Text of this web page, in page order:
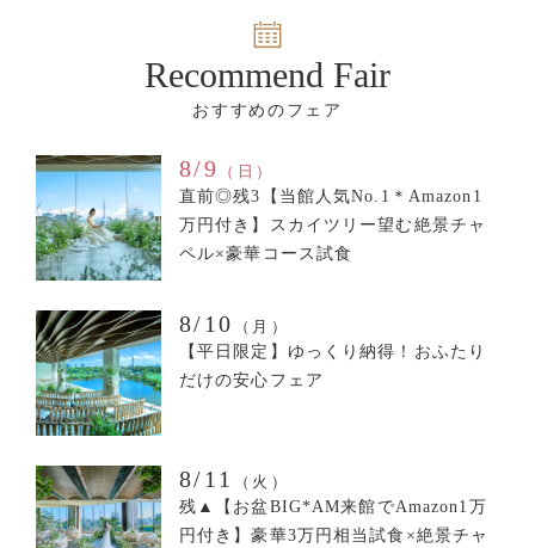
Recommend Fair
8/9
（日）
直前◎残3【当館人気No.1＊Amazon1
万円付き】スカイツリー望む絶景チャ
ペル×豪華コース試食
8/10
（月）
【平日限定】ゆっくり納得！おふたり
だけの安心フェア
8/11
（火）
残▲【お盆BIG*AM来館でAmazon1万
円付き】豪華3万円相当試食×絶景チャ